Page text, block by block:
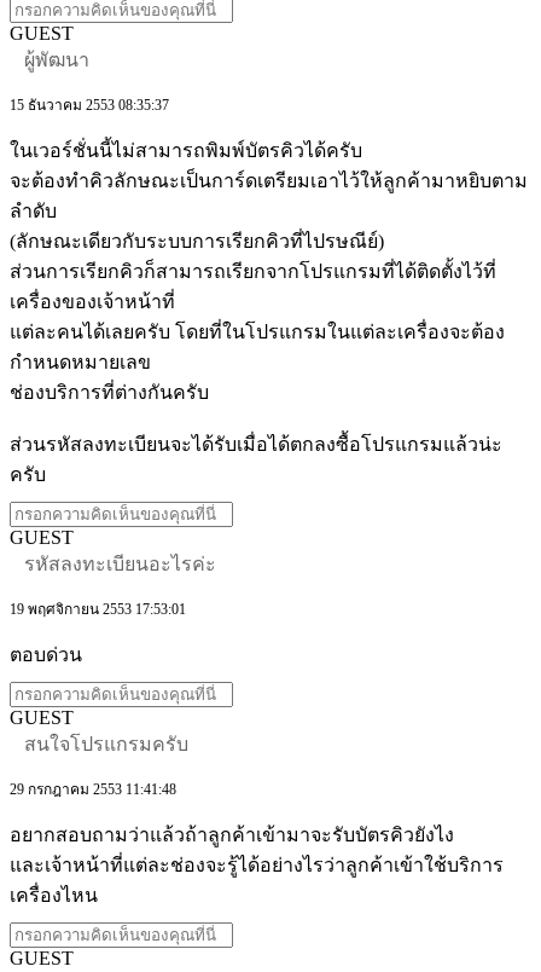
GUEST
ผู้พัฒนา
15 ธันวาคม 2553 08:35:37
ในเวอร์ชั่นนี้ไม่สามารถพิมพ์บัตรคิวได้ครับ
จะต้องทำคิวลักษณะเป็นการ์ดเตรียมเอาไว้ให้ลูกค้ามาหยิบตาม
ลำดับ
(ลักษณะเดียวกับระบบการเรียกคิวที่ไปรษณีย์)
ส่วนการเรียกคิวก็สามารถเรียกจากโปรแกรมที่ได้ติดตั้งไว้ที่
เครื่องของเจ้าหน้าที่
แต่ละคนได้เลยครับ โดยที่ในโปรแกรมในแต่ละเครื่องจะต้อง
กำหนดหมายเลข
ช่องบริการที่ต่างกันครับ
ส่วนรหัสลงทะเบียนจะได้รับเมื่อได้ตกลงซื้อโปรแกรมแล้วน่ะ
ครับ
GUEST
รหัสลงทะเบียนอะไรค่ะ
19 พฤศจิกายน 2553 17:53:01
ตอบด่วน
GUEST
สนใจโปรแกรมครับ
29 กรกฎาคม 2553 11:41:48
อยากสอบถามว่าแล้วถ้าลูกค้าเข้ามาจะรับบัตรคิวยังไง
และเจ้าหน้าที่แต่ละช่องจะรู้ได้อย่างไรว่าลูกค้าเข้าใช้บริการ
เครื่องไหน
GUEST